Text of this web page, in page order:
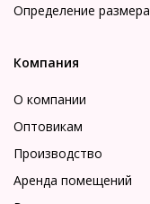
Определение размера
Компания
О компании
Оптовикам
Производство
Аренда помещений